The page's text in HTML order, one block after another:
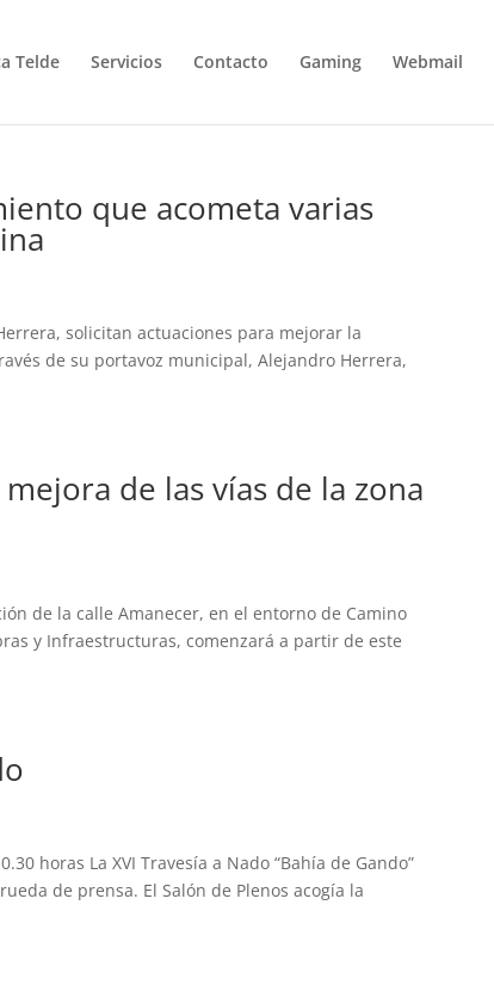
Telde Servicios Contacto Gaming Webmail
que acometa varias
solicitan actuaciones para mejorar la
de su portavoz municipal, Alejandro Herrera,
de las vías de la zona
de la calle Amanecer, en el entorno de Camino
y Infraestructuras, comenzará a partir de este
horas La XVI Travesía a Nado “Bahía de Gando”
de prensa. El Salón de Plenos acogía la